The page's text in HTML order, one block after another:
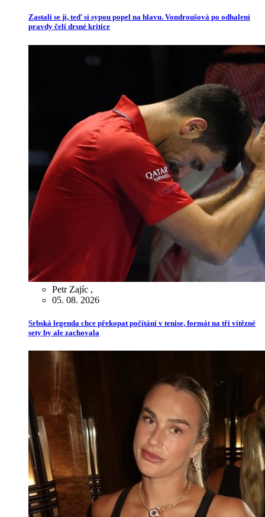
Zastali se jí, teď si sypou popel na hlavu. Vondroušová po odhalení
pravdy čelí drsné kritice
Petr Zajíc ,
05. 08. 2026
Srbská legenda chce překopat počítání v tenise, formát na tři vítězné
sety by ale zachovala